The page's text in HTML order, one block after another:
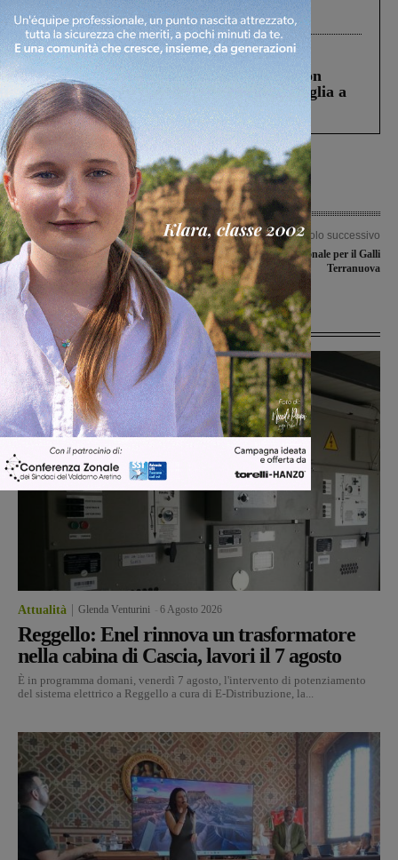
processo, lo stop ai sorpassi fra tir....
Cronaca 3 Agosto 2026
Scomparso da una struttura di Castiglion
Fiorentino l’uomo che aveva ucciso la figlia a
Levane nel 2020
Articolo precedente
Ultima C2 al via per Fides, Synergy e
Polisportiva Galli
Articolo successivo
Debutto nazionale per il Galli
Terranuova
Ultime Notizie
Attualità Glenda Venturini 6 Agosto 2026
Reggello: Enel rinnova un trasformatore
nella cabina di Cascia, lavori il 7 agosto
È in programma domani, venerdì 7 agosto, l'intervento di potenziamento
del sistema elettrico a Reggello a cura di E-Distribuzione, la...